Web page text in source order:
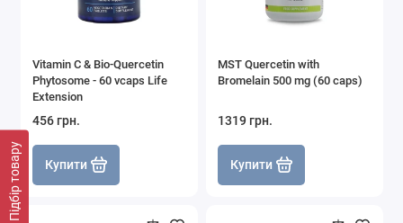
Підбір товару
Vitamin C & Bio-Quercetin
Phytosome - 60 vcaps Life
Extension
456 грн.
Купити
MST Quercetin with
Bromelain 500 mg (60 caps)
1319 грн.
Купити